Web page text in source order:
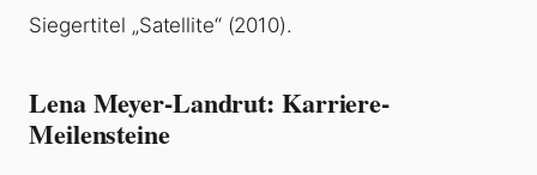
Siegertitel „Satellite“ (2010).
Lena Meyer-Landrut: Karriere-
Meilensteine